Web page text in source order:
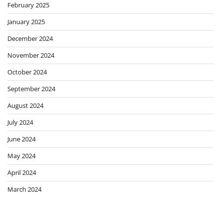
February 2025
January 2025
December 2024
November 2024
October 2024
September 2024
August 2024
July 2024
June 2024
May 2024
April 2024
March 2024